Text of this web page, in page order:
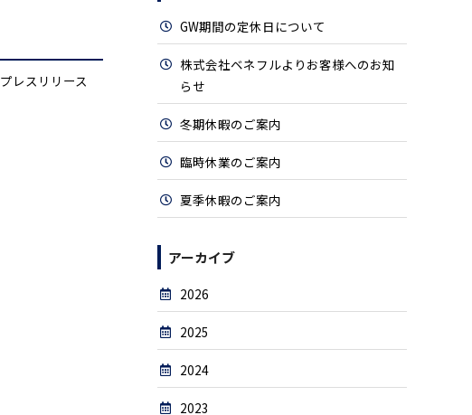
プレスリリース
GW期間の定休日について
株式会社ベネフルよりお客様へのお知
らせ
冬期休暇のご案内
臨時休業のご案内
夏季休暇のご案内
アーカイブ
2026
2025
2024
2023